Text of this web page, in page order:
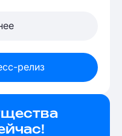
релиз